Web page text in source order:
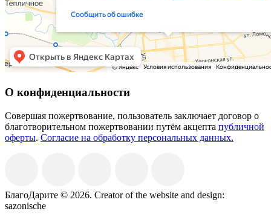
О конфиденциальности
Совершая пожертвование, пользователь заключает договор о
благотворительном пожертвовании путём акцепта публичной
оферты. Согласие на обработку персональных данных.
БлагоДарите © 2026. Creator of the website and design:
sazonische